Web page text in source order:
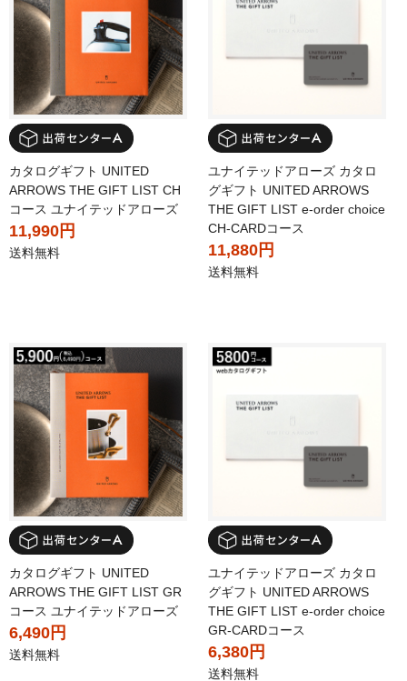
カタログギフト UNITED
ARROWS THE GIFT LIST CH
コース ユナイテッドアローズ
11,990円
送料無料
ユナイテッドアローズ カタロ
グギフト UNITED ARROWS
THE GIFT LIST e-order choice
CH-CARDコース
11,880円
送料無料
カタログギフト UNITED
ARROWS THE GIFT LIST GR
コース ユナイテッドアローズ
6,490円
送料無料
ユナイテッドアローズ カタロ
グギフト UNITED ARROWS
THE GIFT LIST e-order choice
GR-CARDコース
6,380円
送料無料